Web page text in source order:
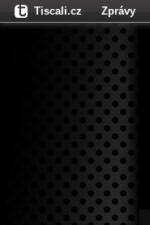
Tiscali.cz Zprávy
Fights.cz